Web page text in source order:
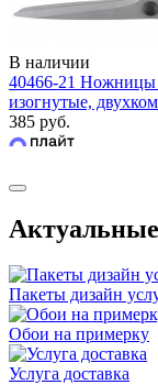
В наличии
40466-21
изогнутые,
385 руб.
Пакеты дизайн
Обои на примерку
Услуга доставка